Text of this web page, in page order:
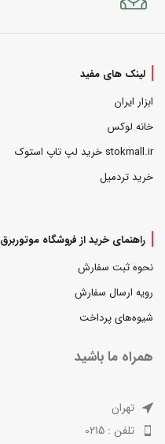
لینک های مفید
ابزار ایران
خانه لوکس
stokmall.ir خرید لپ تاپ استوک
خرید تردمیل
راهنمای خرید از فروشگاه موتوربرق
نحوه ثبت سفارش
رویه ارسال سفارش
شیوه‌های پرداخت
همراه ما باشید
تهران
تلفن : 0215